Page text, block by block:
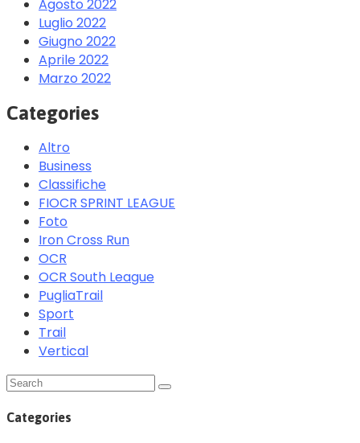
Agosto 2022
Luglio 2022
Giugno 2022
Aprile 2022
Marzo 2022
Categories
Altro
Business
Classifiche
FIOCR SPRINT LEAGUE
Foto
Iron Cross Run
OCR
OCR South League
PugliaTrail
Sport
Trail
Vertical
Categories